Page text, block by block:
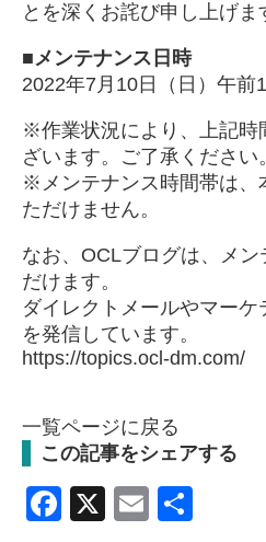
とを深くお詫び申し上げま
■メンテナンス日時
2022年7月10日（日）午前
※作業状況により、上記時
ざいます。ご了承ください。
※メンテナンス時間帯は、
ただけません。
なお、 OCLブログは、メン
だけます。
ダイレクトメールやマー
を発信しています。
https://topics.ocl-dm.com/
一覧ページに戻る
この記事をシェアする
Facebook
X Email